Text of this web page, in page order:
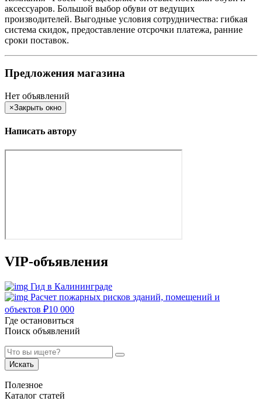
аксессуаров. Большой выбор обуви от ведущих
производителей. Выгодные условия сотрудничества: гибкая
система скидок, предоставление отсрочки платежа, ранние
сроки поставок.
Предложения магазина
Нет объявлений
×Закрыть окно
Написать автору
VIP-объявления
Гид в Калининграде
Расчет пожарных рисков зданий, помещений и
объектов ₽10 000
Где остановиться
Поиск объявлений
Искать
Полезное
Каталог статей